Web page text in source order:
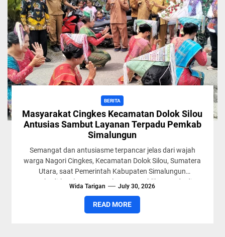
BERITA
Masyarakat Cingkes Kecamatan Dolok Silou
Antusias Sambut Layanan Terpadu Pemkab
Simalungun
Semangat dan antusiasme terpancar jelas dari wajah
warga Nagori Cingkes, Kecamatan Dolok Silou, Sumatera
Utara, saat Pemerintah Kabupaten Simalungun
menghadirkan langsung Pelayanan Publik Terpadu di...
Wida Tarigan July 30, 2026
READ MORE